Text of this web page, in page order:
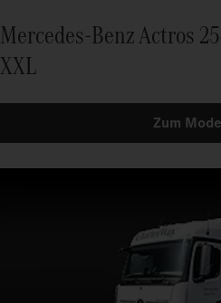
Mercedes-Benz Actros
XXL
Zum